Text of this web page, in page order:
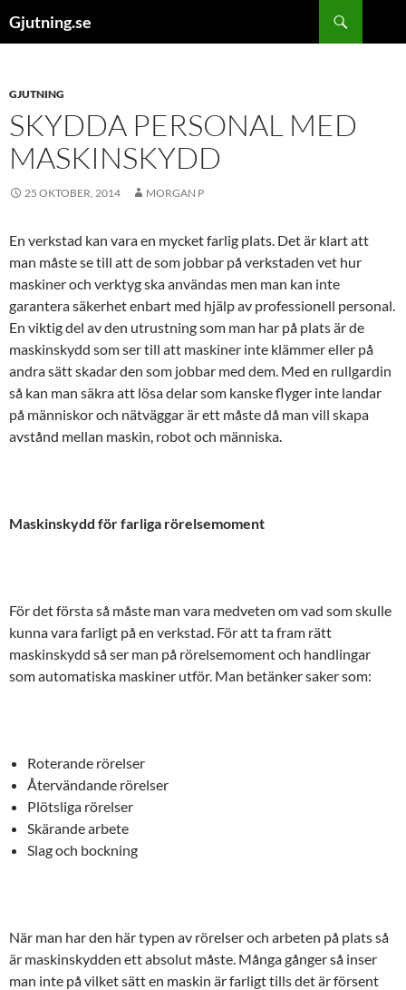
tillGjutning.se
GJUTNING
SKYDDA PERSONAL MED
MASKINSKYDD
25 OKTOBER, 2014 MORGAN P
En verkstad kan vara en mycket farlig plats. Det är klart att
man måste se till att de som jobbar på verkstaden vet hur
maskiner och verktyg ska användas men man kan inte
garantera säkerhet enbart med hjälp av professionell personal.
En viktig del av den utrustning som man har på plats är de
maskinskydd som ser till att maskiner inte klämmer eller på
andra sätt skadar den som jobbar med dem. Med en rullgardin
så kan man säkra att lösa delar som kanske flyger inte landar
på människor och nätväggar är ett måste då man vill skapa
avstånd mellan maskin, robot och människa.
Maskinskydd för farliga rörelsemoment
För det första så måste man vara medveten om vad som skulle
kunna vara farligt på en verkstad. För att ta fram rätt
maskinskydd så ser man på rörelsemoment och handlingar
som automatiska maskiner utför. Man betänker saker som:
Roterande rörelser
Återvändande rörelser
Plötsliga rörelser
Skärande arbete
Slag och bockning
När man har den här typen av rörelser och arbeten på plats så
är maskinskydden ett absolut måste. Många gånger så inser
man inte på vilket sätt en maskin är farligt tills det är försent